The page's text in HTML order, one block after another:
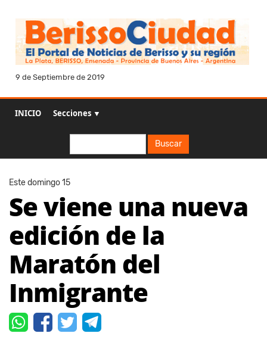
9 de Septiembre de 2019
INICIO Secciones ▼
Buscar
Este domingo 15
Se viene una nueva
edición de la
Maratón del
Inmigrante